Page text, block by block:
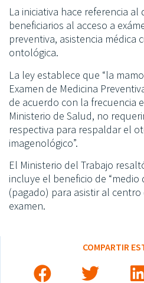
La iniciativa hace referencia
beneficiarios al acceso a
preventiva, asistencia médica
ontológica.
La ley establece que “la
Examen de Medicina
de acuerdo con la frecuencia
Ministerio de Salud, no
respectiva para respaldar el
imagenológico”.
El Ministerio del Trabajo
incluye el beneficio de
(pagado) para asistir al centro
examen.
COMPARTIR